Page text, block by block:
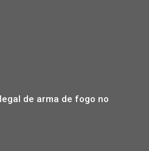
de arma de fogo no